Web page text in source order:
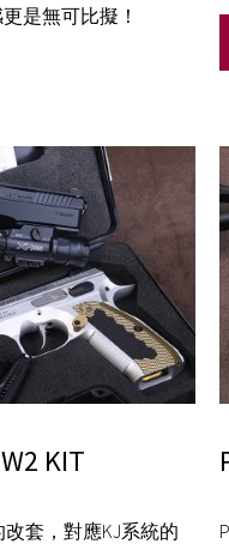
是無可比擬！
KIT
改套，對應KJ系統的